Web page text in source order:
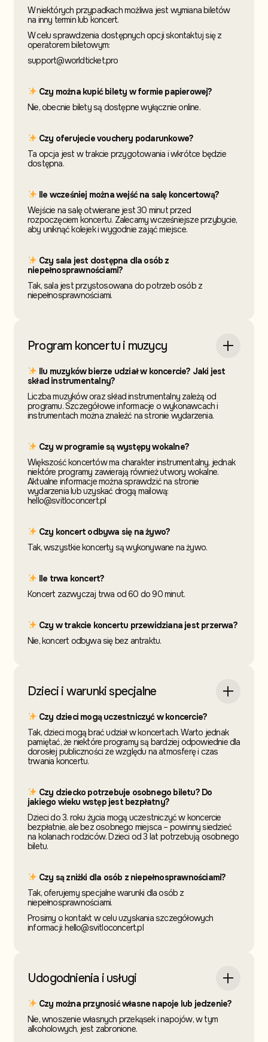
W niektórych przypadkach możliwa jest wymiana biletów
na inny terminlub koncert.
W celu sprawdzenia dostępnych opcji skontaktujsię z
operatorem biletowym:
support@worldticket.pro
Czy można kupić bilety w formie papierowej?
Nie, obecnie bilety są dostępne wyłącznie online.
Czy oferujecie vouchery podarunkowe?
Ta opcja jest w trakcie przygotowania i wkrótce będzie
dostępna.
Ile wcześniej można wejść na salę koncertową?
Wejście na salę otwierane jest 30 minut przed
rozpoczęciem koncertu. Zalecamy wcześniejsze przybycie,
aby uniknąć kolejek i wygodnie zająć miejsce.
Czy sala jest dostępna dla osób z
niepełnosprawnościami?
Tak, sala jest przystosowana do potrzeb osób z
niepełnosprawnościami.
Program koncertu i muzycy
Ilu muzyków bierze udział w koncercie? Jaki jest
skład instrumentalny?
Liczba muzyków oraz skład instrumentalny zależą od
programu. Szczegółowe informacje o wykonawcach i
instrumentach można znaleźć na stronie wydarzenia.
Czy w programie są występy wokalne?
Większość koncertów ma charakter instrumentalny, jednak
niektóre programy zawierają również utwory wokalne.
Aktualne informacje można sprawdzić na stronie
wydarzenia lub uzyskać drogą mailową:
hello@svitloconcert.pl
Czy koncert odbywa się na żywo?
Tak, wszystkie koncerty są wykonywane na żywo.
Ile trwa koncert?
Koncert zazwyczaj trwa od 60 do 90 minut.
Czy w trakcie koncertu przewidziana jest przerwa?
Nie, koncert odbywa się bez antraktu.
Dzieci i warunki specjalne
Czy dzieci mogą uczestniczyć w koncercie?
Tak, dzieci mogą brać udział w koncertach. Warto jednak
pamiętać, że niektóre programy są bardziej odpowiednie dla
dorosłej publiczności ze względu na atmosferę i czas
trwania koncertu.
Czy dziecko potrzebuje osobnego biletu? Do
jakiego wieku wstęp jest bezpłatny?
Dzieci do 3. roku życia mogą uczestniczyć w koncercie
bezpłatnie, ale bez osobnego miejsca – powinny siedzieć
na kolanach rodziców. Dzieci od 3 lat potrzebują osobnego
biletu.
Czy są zniżki dla osób z niepełnosprawnościami?
Tak, oferujemy specjalne warunki dla osób z
niepełnosprawnościami.
Prosimy o kontakt w celu uzyskania szczegółowych
informacji: hello@svitloconcert.pl
Udogodnienia i usługi
Czy można przynosić własne napoje lub jedzenie?
Nie, wnoszenie własnych przekąsek i napojów, w tym
alkoholowych, jest zabronione.